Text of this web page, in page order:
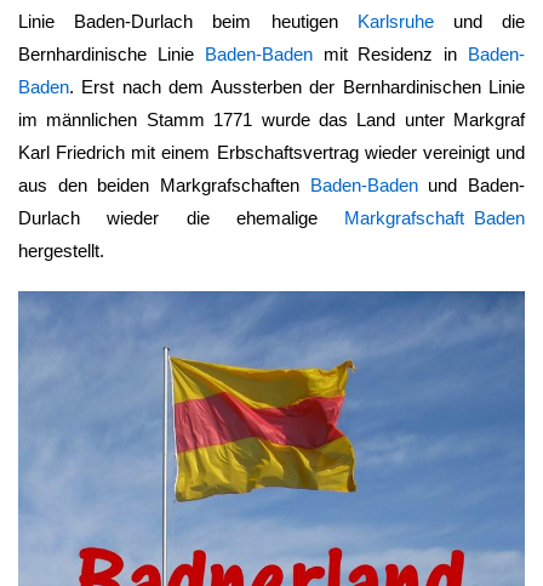
Linie Baden-Durlach beim heutigen Karlsruheund die
Bernhardinische Linie Baden-Badenmit Residenz in Baden-
Baden. Erst nach dem Aussterben der Bernhardinischen Linie
im männlichen Stamm 1771 wurde das Land unter Markgraf
Karl Friedrich mit einem Erbschaftsvertrag wieder vereinigt und
aus den beiden Markgrafschaften Baden-Badenund Baden-
Durlach wieder die ehemalige Markgrafschaft Baden
hergestellt.